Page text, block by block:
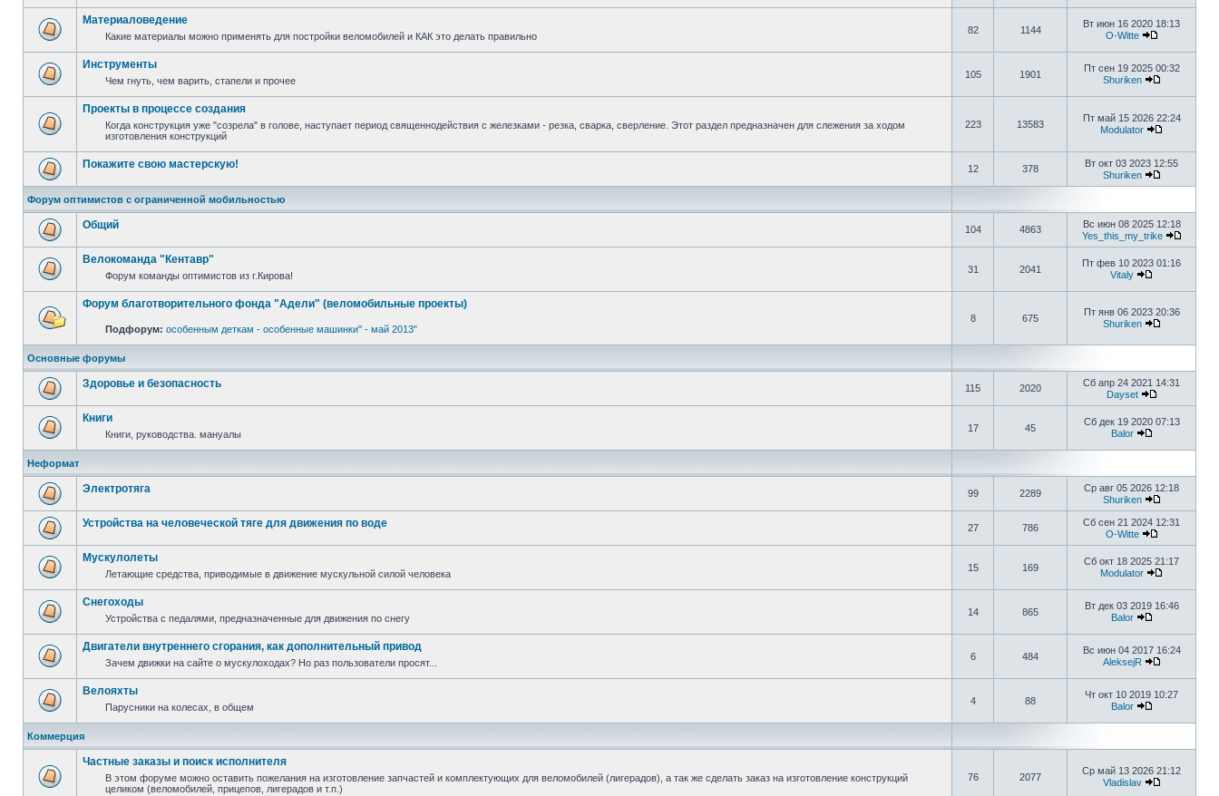
Материаловедение
Какие материалы можно применять для постройки веломобилей и КАК это делать правильно
82 1144
Вт июн 16 2020 18:13
O-Witte
Инструменты
Чем гнуть, чем варить, стапели и прочее
105 1901
Пт сен 19 2025 00:32
Shuriken
Проекты в процессе создания
Когда конструкция уже "созрела" в голове, наступает период священнодействия с железками - резка, сварка, сверление. Этот раздел предназначен для слежения за ходом
изготовления конструкций
223 13583
Пт май 15 2026 22:24
Modulator
Покажите свою мастерскую! 12 378
Вт окт 03 2023 12:55
Shuriken
Форум оптимистов с ограниченной мобильностью
Общий 104 4863
Вс июн 08 2025 12:18
Yes_this_my_trike
Велокоманда "Кентавр"
Форум команды оптимистов из г.Кирова!
31 2041
Пт фев 10 2023 01:16
Vitaly
Форум благотворительного фонда "Адели" (веломобильные проекты)
Подфорум: особенным деткам - особенные машинки" - май 2013"
8 675
Пт янв 06 2023 20:36
Shuriken
Основные форумы
Здоровье и безопасность 115 2020
Сб апр 24 2021 14:31
Dayset
Книги
Книги, руководства. мануалы
17 45
Сб дек 19 2020 07:13
Balor
Неформат
Электротяга 99 2289
Ср авг 05 2026 12:18
Shuriken
Устройства на человеческой тяге для движения по воде 27 786
Сб сен 21 2024 12:31
O-Witte
Мускулолеты
Летающие средства, приводимые в движение мускульной силой человека
15 169
Сб окт 18 2025 21:17
Modulator
Снегоходы
Устройства с педалями, предназначенные для движения по снегу
14 865
Вт дек 03 2019 16:46
Balor
Двигатели внутреннего сгорания, как дополнительный привод
Зачем движки на сайте о мускулоходах? Но раз пользователи просят...
6 484
Вс июн 04 2017 16:24
AleksejR
Велояхты
Парусники на колесах, в общем
4 88
Чт окт 10 2019 10:27
Balor
Коммерция
Частные заказы и поиск исполнителя
В этом форуме можно оставить пожелания на изготовление запчастей и комплектующих для веломобилей (лигерадов), а так же сделать заказ на изготовление конструкций
целиком (веломобилей, прицепов, лигерадов и т.п.)
76 2077
Ср май 13 2026 21:12
Vladislav